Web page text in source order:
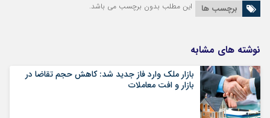
برچسب ها این مطلب بدون برچسب می باشد.
نوشته های مشابه
بازار ملک وارد فاز جدید شد: کاهش حجم تقاضا در
بازار و افت معاملات